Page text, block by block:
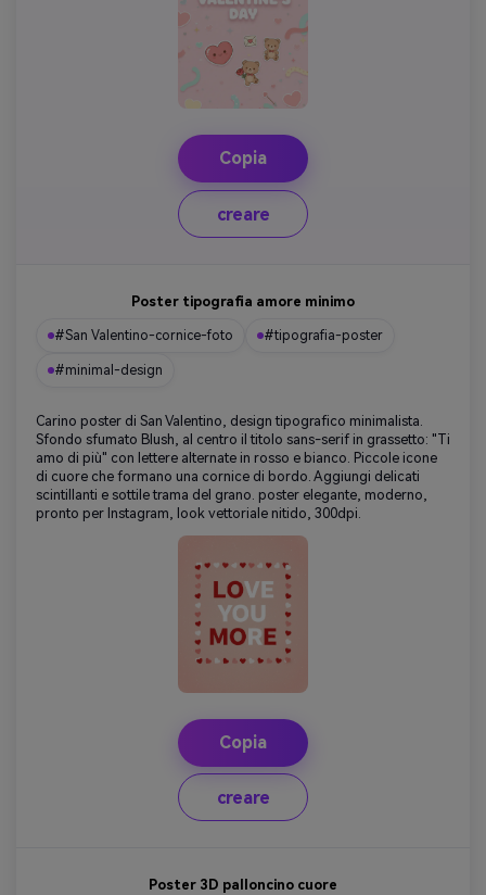
Copia
creare
Poster tipografia amore minimo
#San Valentino-cornice-foto #tipografia-poster
#minimal-design
Carino poster di San Valentino, design tipografico minimalista.
Sfondo sfumato Blush, al centro il titolo sans-serif in grassetto: "Ti
amo di più" con lettere alternate in rosso e bianco. Piccole icone
di cuore che formano una cornice di bordo. Aggiungi delicati
scintillanti e sottile trama del grano. poster elegante, moderno,
pronto per Instagram, look vettoriale nitido, 300dpi.
Copia
creare
Poster 3D palloncino cuore